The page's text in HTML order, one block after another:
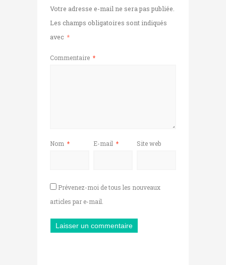
Votre adresse e-mail ne sera pas publiée.
Les champs obligatoires sont indiqués
avec *
Commentaire *
Nom * E-mail * Site web
Prévenez-moi de tous les nouveaux
articles par e-mail.